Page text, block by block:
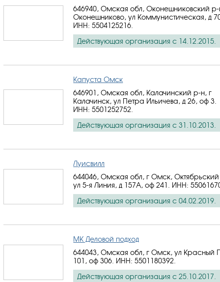
646940, Омская обл, Оконешниковский
Оконешниково, ул Коммунистическая, д
ИНН: 5504125216
Действующая организация с 14.12.2015.
Капуста Омск
646901, Омская обл, Калачинский р-н, г
Калачинск, ул Петра Ильичева, д 26, оф 3.
ИНН: 5501252752
Действующая организация с 31.10.2013.
Луисвилл
644046, Омская обл, г Омск, Октябрьский
ул 5-я Линия, д 157А, оф 241. ИНН:
Действующая организация с 04.02.2019.
МК Деловой подход
644043, Омская обл, г Омск, ул Красный
101, оф 306. ИНН: 5501180392
Действующая организация с 25.10.2017.